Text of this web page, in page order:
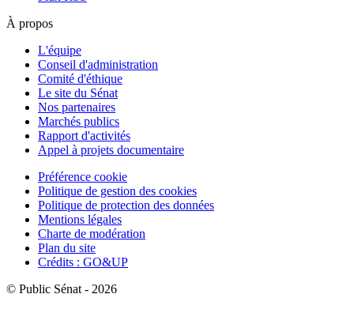
À propos
L'équipe
Conseil d'administration
Comité d'éthique
Le site du Sénat
Nos partenaires
Marchés publics
Rapport d'activités
Appel à projets documentaire
Préférence cookie
Politique de gestion des cookies
Politique de protection des données
Mentions légales
Charte de modération
Plan du site
Crédits : GO&UP
© Public Sénat - 2026